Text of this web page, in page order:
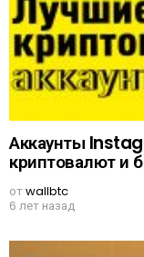
Аккаунты
криптовалют и
отwallbtc
6 лет назад